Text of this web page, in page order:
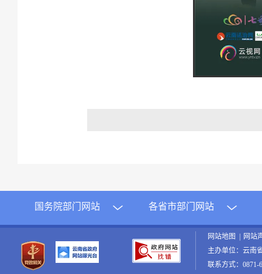
国务院部门网站 各省市部门网站
网站地图 | 网站
主办单位：云南
联系方式：0871-